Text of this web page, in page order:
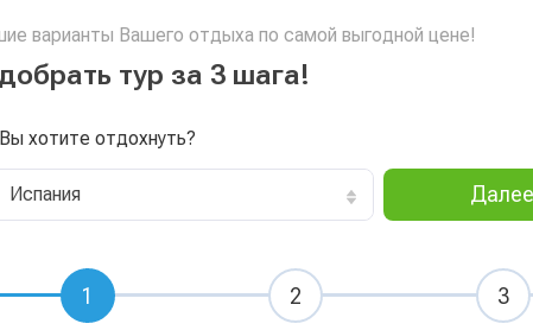
варианты Вашего отдыха по самой выгодной цене!
тур за 3 шага!
хотите отдохнуть?
Испания Далее
1 2 3